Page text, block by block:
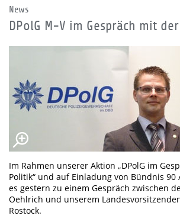
News
DPolG M-V im Gespräch mit
Im Rahmen unserer Aktion „DPolG im
Politik“ und auf Einladung von Bündnis 90
es gestern zu einem Gespräch zwischen
Oehlrich und unserem
Rostock.